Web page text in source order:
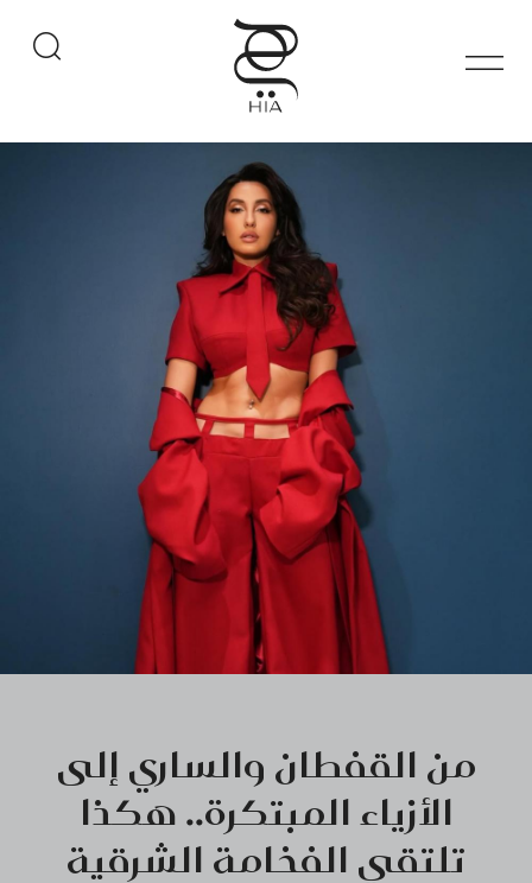
من القفطان والساري إلى
الأزياء المبتكرة.. هكذا
تلتقي الفخامة الشرقية